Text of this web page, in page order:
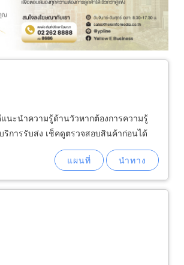
นะนำความรู้ด้านวัวหากต้องการความรู้
การรับส่ง เช็คดูตรวจสอบสินค้าก่อนได้